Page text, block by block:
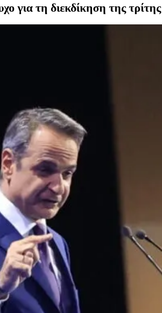
για τη διεκδίκηση της